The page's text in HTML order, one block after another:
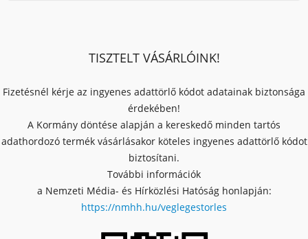
TISZTELT VÁSÁRLÓINK!
Fizetésnél kérje az ingyenes adattörlő kódot adatainak biztonsága
érdekében!
A Kormány döntése alapján a kereskedő minden tartós
adathordozó termék vásárlásakor köteles ingyenes adattörlő kódot
biztosítani.
További információk
a Nemzeti Média- és Hírközlési Hatóság honlapján:
https://nmhh.hu/veglegestorles